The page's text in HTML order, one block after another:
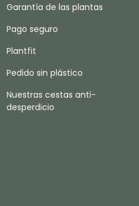
Garantía de las plantas
Pago seguro
Plantfit
Pedido sin plástico
Nuestras cestas anti-
desperdicio